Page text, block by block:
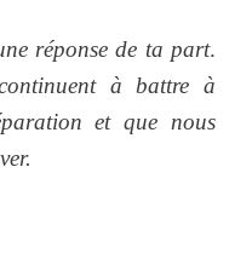
réponse de ta part.
à battre à
et que nous